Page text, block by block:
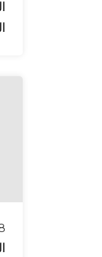
28